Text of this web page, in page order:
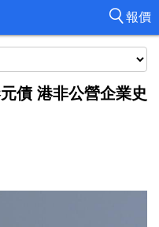
報價
債 港非公營企業史